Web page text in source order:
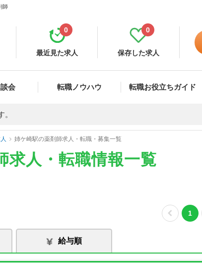
師
最近見た求人
0
保存した求人
0
会 転職ノウハウ 転職お役立ちガイド
姉ケ崎駅の薬剤師求人・転職・募集一覧
求人・転職情報一覧
1
給与順